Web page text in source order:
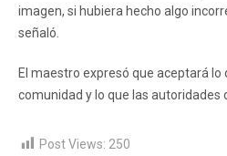
imagen, si hubiera hecho algo
señaló.
El maestro expresó que aceptará lo
comunidad y lo que las autoridades
Post Views: 250